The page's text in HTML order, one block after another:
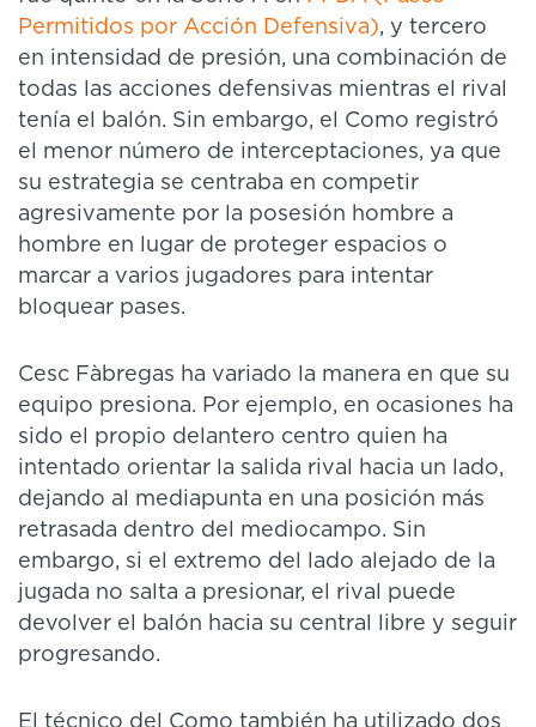
Permitidos por Acción Defensiva), y tercero
en intensidad de presión, una combinación de
todas las acciones defensivas mientras el rival
tenía el balón. Sin embargo, el Como registró
el menor número de interceptaciones, ya que
su estrategia se centraba en competir
agresivamente por la posesión hombre a
hombre en lugar de proteger espacios o
marcar a varios jugadores para intentar
bloquear pases.
Cesc Fàbregas ha variado la manera en que su
equipo presiona. Por ejemplo, en ocasiones ha
sido el propio delantero centro quien ha
intentado orientar la salida rival hacia un lado,
dejando al mediapunta en una posición más
retrasada dentro del mediocampo. Sin
embargo, si el extremo del lado alejado de la
jugada no salta a presionar, el rival puede
devolver el balón hacia su central libre y seguir
progresando.
El técnico del Como también ha utilizado dos